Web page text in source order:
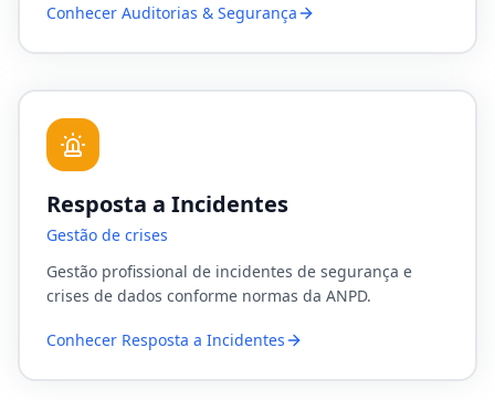
Conhecer Auditorias & Segurança
Resposta a Incidentes
Gestão de crises
Gestão profissional de incidentes de segurança e
crises de dados conforme normas da ANPD.
Conhecer Resposta a Incidentes